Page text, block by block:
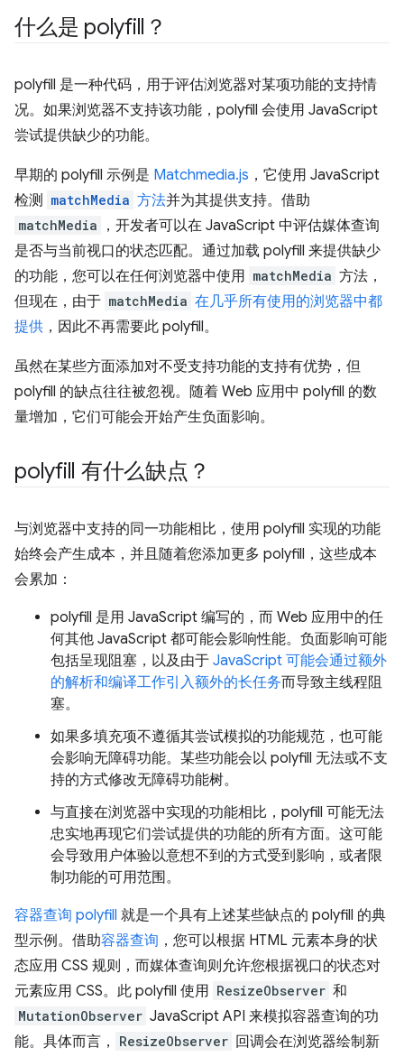
什么是 polyfill？
polyfill 是一种代码，用于评估浏览器对某项功能的支持情
况。如果浏览器不支持该功能，polyfill 会使用 JavaScript
尝试提供缺少的功能。
早期的 polyfill 示例是 Matchmedia.js ，它使用 JavaScript
检测 matchMedia 方法并为其提供支持。借助
matchMedia
，开发者可以在 JavaScript 中评估媒体查询
是否与当前视口的状态匹配。通过加载 polyfill 来提供缺少
的功能，您可以在任何浏览器中使用 matchMedia 方法，
但现在，由于 matchMedia 在几乎所有使用的浏览器中都
提供 ，因此不再需要此 polyfill。
虽然在某些方面添加对不受支持功能的支持有优势，但
polyfill 的缺点往往被忽视。随着 Web 应用中 polyfill 的数
量增加，它们可能会开始产生负面影响。
polyfill 有什么缺点？
与浏览器中支持的同一功能相比，使用 polyfill 实现的功能
始终会产生成本，并且随着您添加更多 polyfill，这些成本
会累加：
polyfill 是用 JavaScript 编写的，而 Web 应用中的任
何其他 JavaScript 都可能会影响性能。负面影响可能
包括呈现阻塞，以及由于 JavaScript 可能会通过额外
的解析和编译工作引入额外的长任务而导致主线程阻
塞。
如果多填充项不遵循其尝试模拟的功能规范，也可能
会影响无障碍功能。某些功能会以 polyfill 无法或不支
持的方式修改无障碍功能树。
与直接在浏览器中实现的功能相比，polyfill 可能无法
忠实地再现它们尝试提供的功能的所有方面。这可能
会导致用户体验以意想不到的方式受到影响，或者限
制功能的可用范围。
容器查询 polyfill 就是一个具有上述某些缺点的 polyfill 的典
型示例。借助容器查询 ，您可以根据 HTML 元素本身的状
态应用 CSS 规则，而媒体查询则允许您根据视口的状态对
元素应用 CSS。此 polyfill 使用 ResizeObserver 和
MutationObserver JavaScript API 来模拟容器查询的功
能。具体而言，
ResizeObserver 回调会在浏览器绘制新